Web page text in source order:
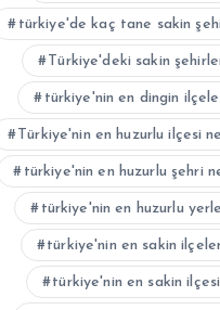
türkiye'de kaç tane sakin
Türkiye'deki sakin
türkiye'nin en dingin
Türkiye'nin en huzurlu ilçesi
türkiye'nin en huzurlu şehri
türkiye'nin en huzurlu
türkiye'nin en sakin
türkiye'nin en sakin ilçesi